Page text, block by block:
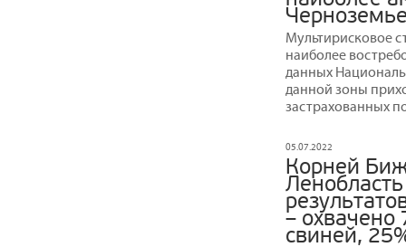
Мультирисковое
наиболее
данных
данной зоны
застрахованных
05.07.2022
Корней
– охвачено
свиней,